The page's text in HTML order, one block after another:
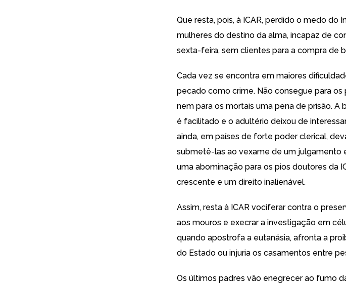
Que resta, pois, à ICAR, perdido o medo do
mulheres do destino da alma, incapaz de
sexta-feira, sem clientes para a compra de
Cada vez se encontra em maiores
pecado como crime. Não consegue para
nem para os mortais uma pena de prisão.
é facilitado e o adultério deixou de
ainda, em países de forte poder clerical,
submetê-las ao vexame de um julgamento
uma abominação para os pios doutores da
crescente e um direito inalienável.
Assim, resta à ICAR vociferar contra o
aos mouros e execrar a investigação em
quando apostrofa a eutanásia, afronta a
do Estado ou injuria os casamentos entre
Os últimos padres vão enegrecer ao fumo